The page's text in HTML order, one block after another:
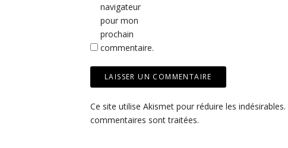
navigateur
pour mon
prochain
commentaire.
Ce site utilise Akismet pour réduire les indésirables.
commentaires sont traitées.